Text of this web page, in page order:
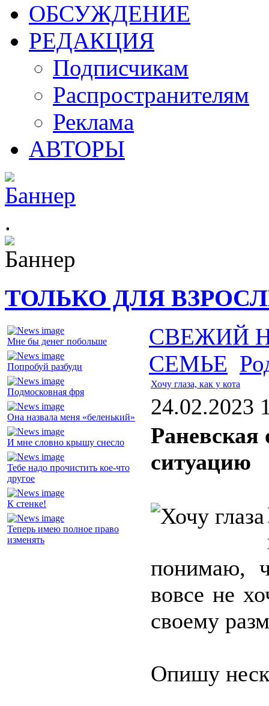
ОБСУЖДЕНИЕ
РЕДАКЦИЯ
Подписчикам
Распространителям
Реклама
АВТОРЫ
.
ТОЛЬКО ДЛЯ
Мне бы денег побольше
Попробуй разбуди
Подмосковная фря
Она назвала меня «беленький»
И мне словно крышу снесло
Тебе надо прочистить кое-что
другое
К стенке!
Теперь имею полное право
изменять
СВЕЖИЙ
СЕМЬЕ
Хочу глаза, как у кота
24.02.2023
Раневская
ситуацию
понимаю,
вовсе не
своему
Опишу